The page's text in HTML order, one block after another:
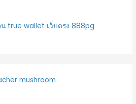
น true wallet เว็บตรง 888pg
mushroom